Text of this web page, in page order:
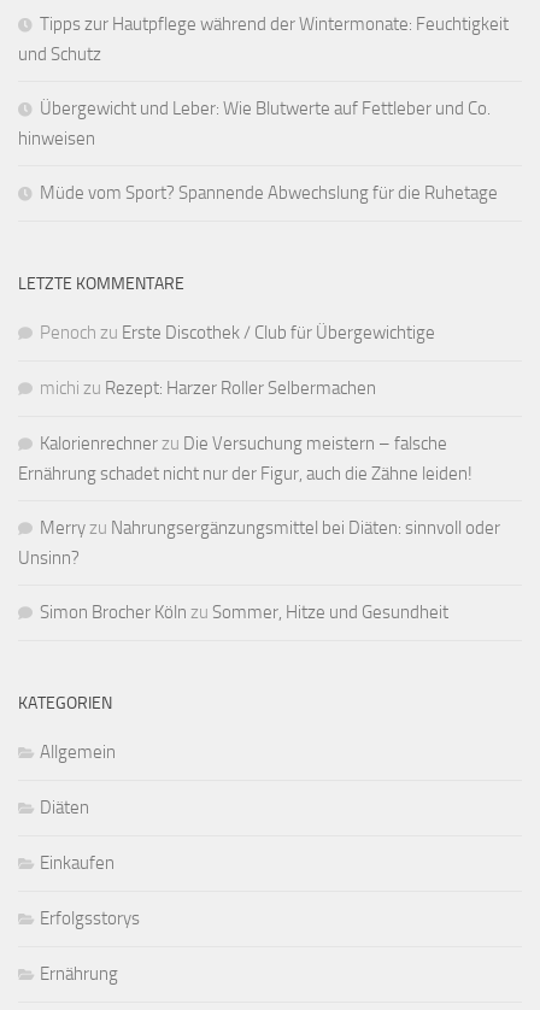
Tipps zur Hautpflege während der Wintermonate: Feuchtigkeit
und Schutz
Übergewicht und Leber: Wie Blutwerte auf Fettleber und Co.
hinweisen
Müde vom Sport? Spannende Abwechslung für die Ruhetage
LETZTE KOMMENTARE
Penoch zu Erste Discothek / Club für Übergewichtige
michi zu Rezept: Harzer Roller Selbermachen
Kalorienrechnerzu Die Versuchung meistern – falsche
Ernährung schadet nicht nur der Figur, auch die Zähne leiden!
Merryzu Nahrungsergänzungsmittel bei Diäten: sinnvoll oder
Unsinn?
Simon Brocher Köln zu Sommer, Hitze und Gesundheit
KATEGORIEN
Allgemein
Diäten
Einkaufen
Erfolgsstorys
Ernährung